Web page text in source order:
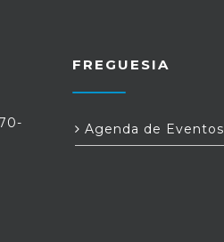
FREGUESIA
Agenda de Eventos